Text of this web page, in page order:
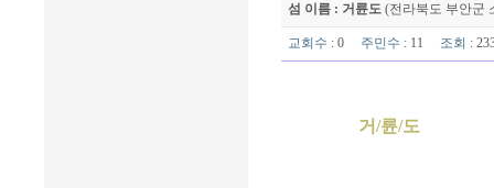
섬 이름 : 거륜도 (전라북도 부안군
교회수 : 0 주민수 : 11 조회 :
거/륜/도